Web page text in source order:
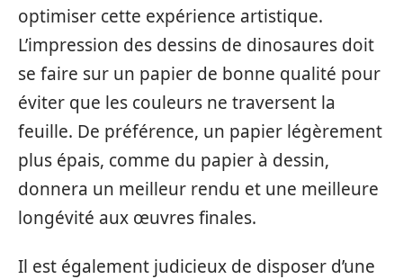
optimiser cette expérience artistique.
L’impression des dessins de dinosaures doit
se faire sur un papier de bonne qualité pour
éviter que les couleurs ne traversent la
feuille. De préférence, un papier légèrement
plus épais, comme du papier à dessin,
donnera un meilleur rendu et une meilleure
longévité aux œuvres finales.
Il est également judicieux de disposer d’une